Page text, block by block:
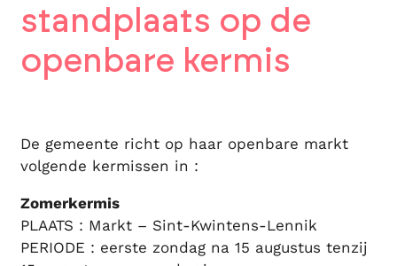
standplaats op de
openbare kermis
De gemeente richt op haar openbare markt
volgende kermissen in :
Zomerkermis
PLAATS : Markt – Sint-Kwintens-Lennik
PERIODE : eerste zondag na 15 augustus tenzij